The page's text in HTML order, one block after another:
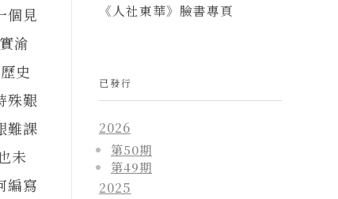
個見
渝
史
殊艱
難課
未
編寫
《人社東華》臉書專頁
已發行
2026
第50期
第49期
2025